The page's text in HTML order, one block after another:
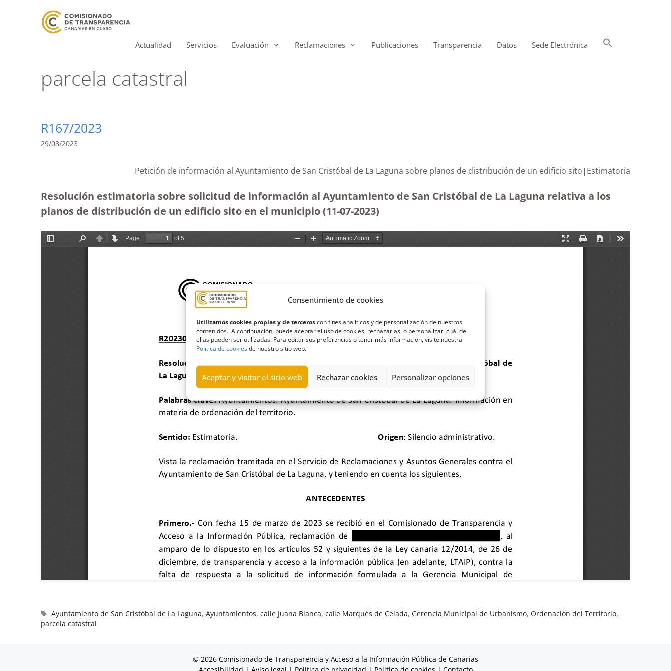
Consentimiento de cookies
Utilizamos cookies propias y de terceroscon fines analíticos y de personalización de nuestros
contenidos. A continuación, puede aceptar el uso de cookies, rechazarlas o personalizar cuál de
ellas pueden ser utilizadas. Para editar sus preferencias o tener más información, visite nuestra
Política de cookiesde nuestro sitio web.
Aceptar y visitar el sitio web Rechazar cookies Personalizar opciones
Actualidad Servicios Evaluación Reclamaciones Publicaciones Transparencia Datos Sede Electrónica
parcela catastral
R167/2023
29/08/2023
Petición de información al Ayuntamiento de San Cristóbal de La Laguna sobre planos de distribución de un edificio sito|Estimatoria
Resolución estimatoria sobre solicitud de información al Ayuntamiento de San Cristóbal de La Laguna relativa a los
planos de distribución de un edificio sito en el municipio (11-07-2023)
Ayuntamiento de San Cristóbal de La Laguna,Ayuntamientos,calle Juana Blanca,calle Marqués de Celada, Gerencia Municipal de Urbanismo,Ordenación del Territorio,
parcela catastral
© 2026 Comisionado de Transparencia y Acceso a la Información Pública de Canarias